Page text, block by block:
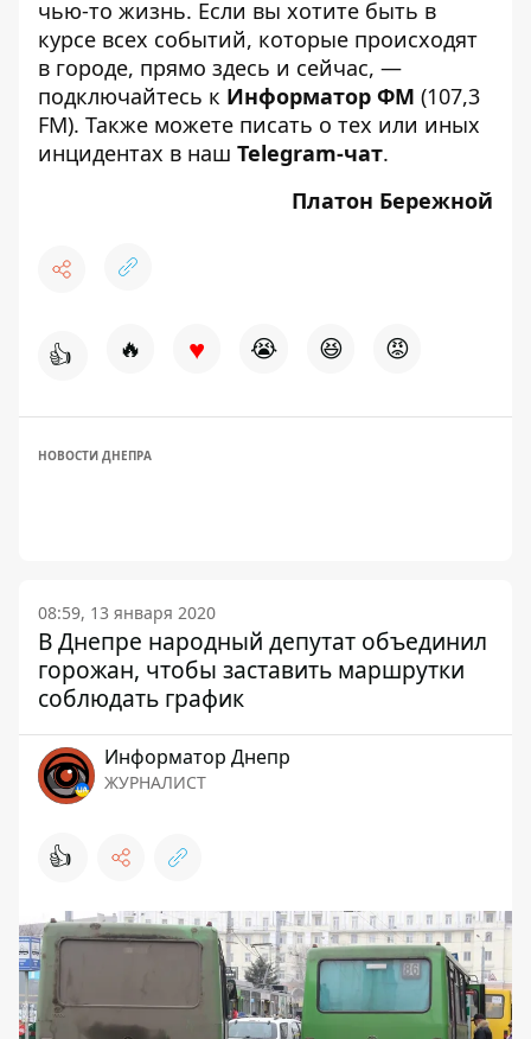
чью-то жизнь. Если вы хотите быть в
курсе всех событий, которые происходят
в городе, прямо здесь и сейчас, —
подключайтесь к Информатор ФМ (107,3
FM). Также можете писать о тех или иных
инцидентах в наш Telegram-чат.
Платон Бережной
👍 🔥 ♥ 😭 😆 😡
НОВОСТИ ДНЕПРА
08:59, 13 января 2020
В Днепре народный депутат объединил
горожан, чтобы заставить маршрутки
соблюдать график
Информатор Днепр
ЖУРНАЛИСТ
👍